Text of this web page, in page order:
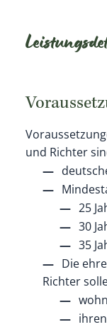
und Richter
25
30
35
Die
Richter